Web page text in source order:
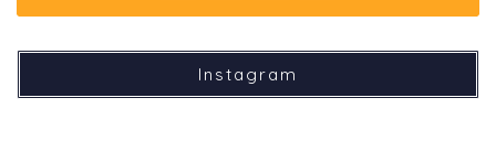
Instagram